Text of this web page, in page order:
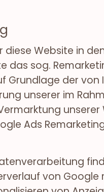
diese Website in
das sog.
Grundlage der
unserer im
unserer
Ads
von